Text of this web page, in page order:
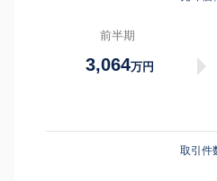
前半期
3,064万円
取引件